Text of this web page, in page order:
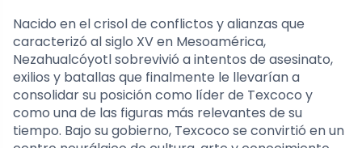
Nacido en el crisol de conflictos y alianzas que
caracterizó al siglo XV en Mesoamérica,
Nezahualcóyotl sobrevivió a intentos de asesinato,
exilios y batallas que finalmente le llevarían a
consolidar su posición como líder de Texcoco y
como una de las figuras más relevantes de su
tiempo. Bajo su gobierno, Texcoco se convirtió en un